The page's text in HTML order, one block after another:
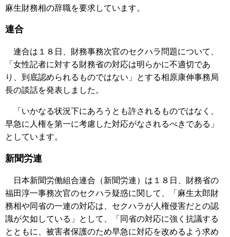
麻生財務相の辞職を要求しています。
連合
連合は１８日、財務事務次官のセクハラ問題について、
「女性記者に対する財務省の対応は明らかに不適切であ
り、到底認められるものではない」とする相原康伸事務局
長の談話を発表しました。
「いかなる状況下にあろうとも許されるものではなく、
早急に人権を第一に考慮した対応がなされるべきである」
としています。
新聞労連
日本新聞労働組合連合（新聞労連）は１８日、財務省の
福田淳一事務次官のセクハラ疑惑に関して、「麻生太郎財
務相や同省の一連の対応は、セクハラが人権侵害だとの認
識が欠如している」として、「同省の対応に強く抗議する
とともに、被害者保護のため早急に対応を改めるよう求め